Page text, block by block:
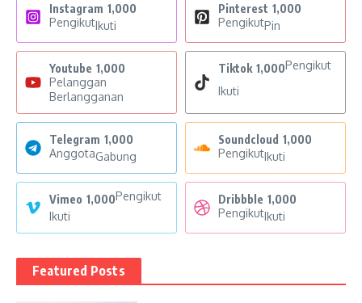
Instagram 1,000
PengikutIkuti
Pinterest 1,000
PengikutPin
Youtube 1,000
Pelanggan
Berlangganan
Tiktok 1,000Pengikut
Ikuti
Telegram 1,000
AnggotaGabung
Soundcloud 1,000
PengikutIkuti
Vimeo 1,000Pengikut
Ikuti
Dribbble 1,000
PengikutIkuti
Featured Posts